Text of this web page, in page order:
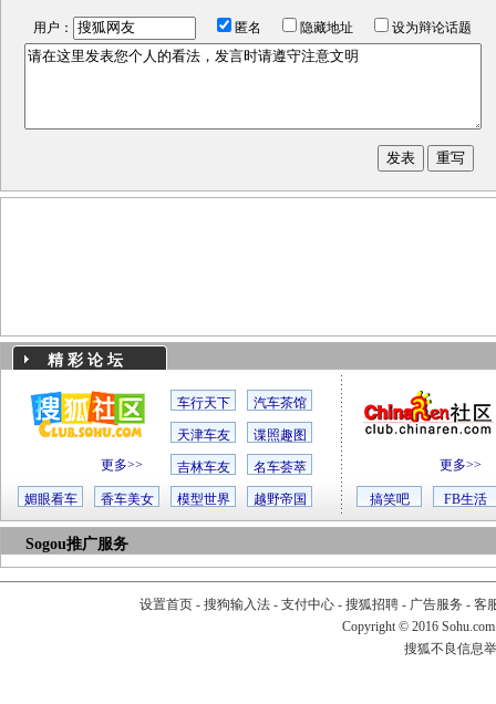
用户： 匿名 隐藏地址 设为辩论话题
精 彩 论 坛
更多>>
车行天下 汽车茶馆
天津车友 谍照趣图
吉林车友 名车荟萃
媚眼看车 香车美女 模型世界 越野帝国
更多>>
搞笑吧 FB生活
Sogou推广服务
设置首页- 搜狗输入法- 支付中心- 搜狐招聘- 广告服务 - 客
Copyright © 2016
搜狐不良信息